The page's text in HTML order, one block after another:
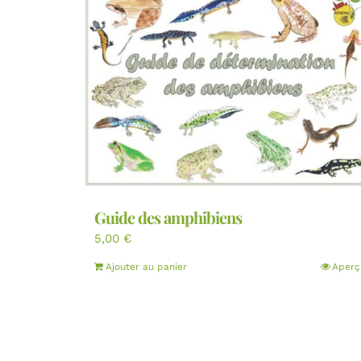
Guide des amphibiens
5,00 €
Ajouter au panier